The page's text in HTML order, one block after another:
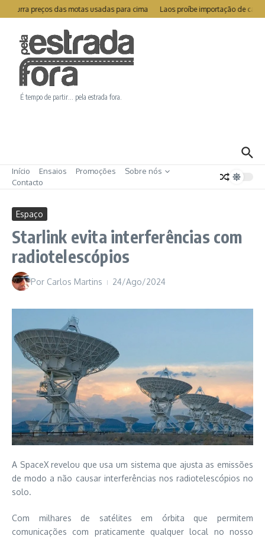
Ir para o conteúdo
preços das motas usadas para cima Laos proíbe importação de
É tempo de partir… pela estrada fora.
Início Ensaios Promoções
Sobre nós
Contacto
Espaço
Starlink evita interferências com
radiotelescópios
Por Carlos Martins 24/Ago/2024
A SpaceX revelou que usa um sistema que ajusta as emissões
de modo a não causar interferências nos radiotelescópios no
solo.
Com milhares de satélites em órbita que permitem
comunicações com praticamente qualquer local no nosso